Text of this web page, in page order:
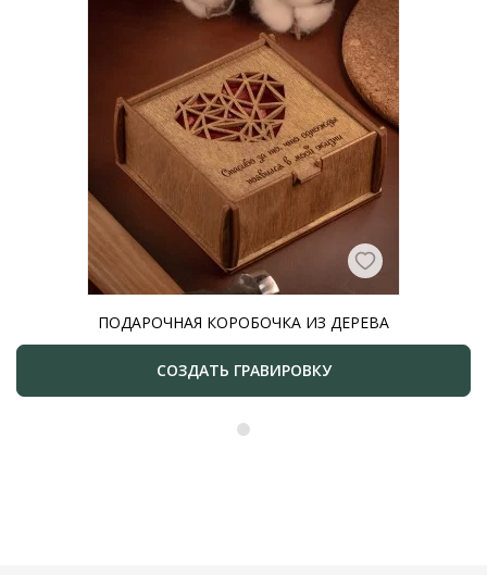
ПОДАРОЧНАЯ КОРОБОЧКА ИЗ ДЕРЕВА
СОЗДАТЬ ГРАВИРОВКУ